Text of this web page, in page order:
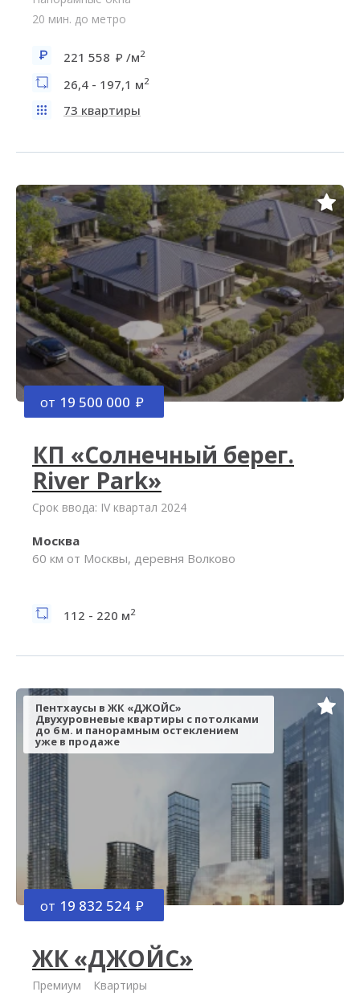
20 мин. до метро
221 558 /м2
26,4 - 197,1 м2
73 квартиры
от 19 500 000
КП «Солнечный берег.
River Park»
Срок ввода: IV квартал 2024
Москва
60 км от Москвы, деревня Волково
112 - 220 м2
Пентхаусы в ЖК «ДЖОЙС»
Двухуровневые квартиры с потолками
до 6 м. и панорамным остеклением
уже в продаже
от 19 832 524
ЖК «ДЖОЙС»
Премиум
Квартиры